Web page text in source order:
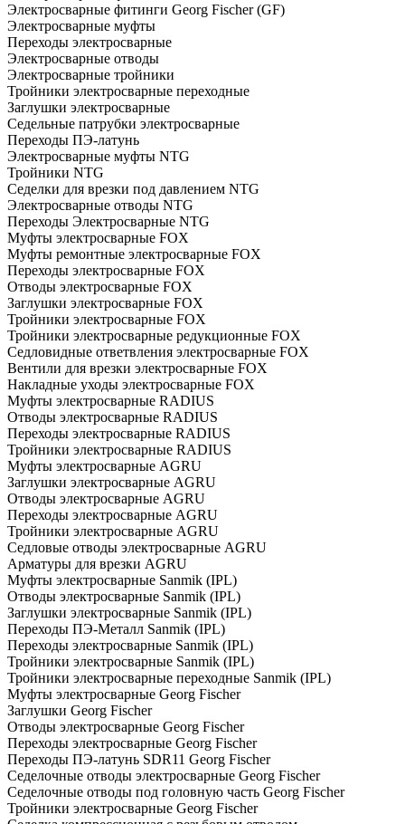
Электросварные фитинги Georg Fischer (GF)
Электросварные муфты
Переходы электросварные
Электросварные отводы
Электросварные тройники
Тройники электросварные переходные
Заглушки электросварные
Седельные патрубки электросварные
Переходы ПЭ-латунь
Электросварные муфты NTG
Тройники NTG
Седелки для врезки под давлением NTG
Электросварные отводы NTG
Переходы Электросварные NTG
Муфты электросварные FOX
Муфты ремонтные электросварные FOX
Переходы электросварные FOX
Отводы электросварные FOX
Заглушки электросварные FOX
Тройники электросварные FOX
Тройники электросварные редукционные FOX
Седловидные ответвления электросварные FOX
Вентили для врезки электросварные FOX
Накладные уходы электросварные FOX
Муфты электросварные RADIUS
Отводы электросварные RADIUS
Переходы электросварные RADIUS
Тройники электросварные RADIUS
Муфты электросварные AGRU
Заглушки электросварные AGRU
Отводы электросварные AGRU
Переходы электросварные AGRU
Тройники электросварные AGRU
Седловые отводы электросварные AGRU
Арматуры для врезки AGRU
Муфты электросварные Sanmik (IPL)
Отводы электросварные Sanmik (IPL)
Заглушки электросварные Sanmik (IPL)
Переходы ПЭ-Металл Sanmik (IPL)
Переходы электросварные Sanmik (IPL)
Тройники электросварные Sanmik (IPL)
Тройники электросварные переходные Sanmik (IPL)
Муфты электросварные Georg Fischer
Заглушки Georg Fischer
Отводы электросварные Georg Fischer
Переходы электросварные Georg Fischer
Переходы ПЭ-латунь SDR11 Georg Fischer
Седелочные отводы электросварные Georg Fischer
Седелочные отводы под головную часть Georg Fischer
Тройники электросварные Georg Fischer